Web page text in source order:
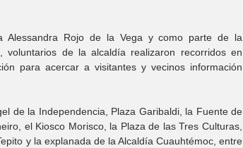
Alessandra Rojo de la Vega y como parte de la
voluntarios de la alcaldía realizaron recorridos en
para acercar a visitantes y vecinos información
de la Independencia, Plaza Garibaldi, la Fuente de
el Kiosco Morisco, la Plaza de las Tres Culturas,
y la explanada de la Alcaldía Cuauhtémoc, entre